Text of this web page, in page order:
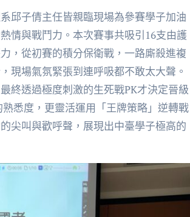
邱子倩主任皆親臨現場為參賽學子加油
情與戰鬥力。本次賽事共吸引16支由護
，從初賽的積分保衛戰，一路廝殺進複
現場氣氛緊張到連呼吸都不敢太大聲。
終透過極度刺激的生死戰PK才決定晉級
悉度，更靈活運用「王牌策略」逆轉戰
尖叫與歡呼聲，展現出中臺學子極高的